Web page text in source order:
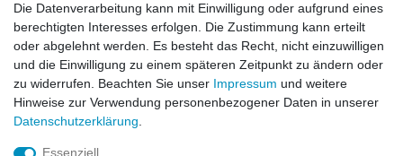
Vertrag widerrufen Kontakt
© Copyright 2026 | Alle Rechte vorbehalten.
Die Datenverarbeitung kann mit Einwilligung oder aufgrund eines
berechtigten Interesses erfolgen. Die Zustimmung kann erteilt
oder abgelehnt werden. Es besteht das Recht, nicht einzuwilligen
und die Einwilligung zu einem späteren Zeitpunkt zu ändern oder
zu widerrufen. Beachten Sie unser Impressum und weitere
Hinweise zur Verwendung personenbezogener Daten in unserer
Daten­schutz­erklärung
Essenziell